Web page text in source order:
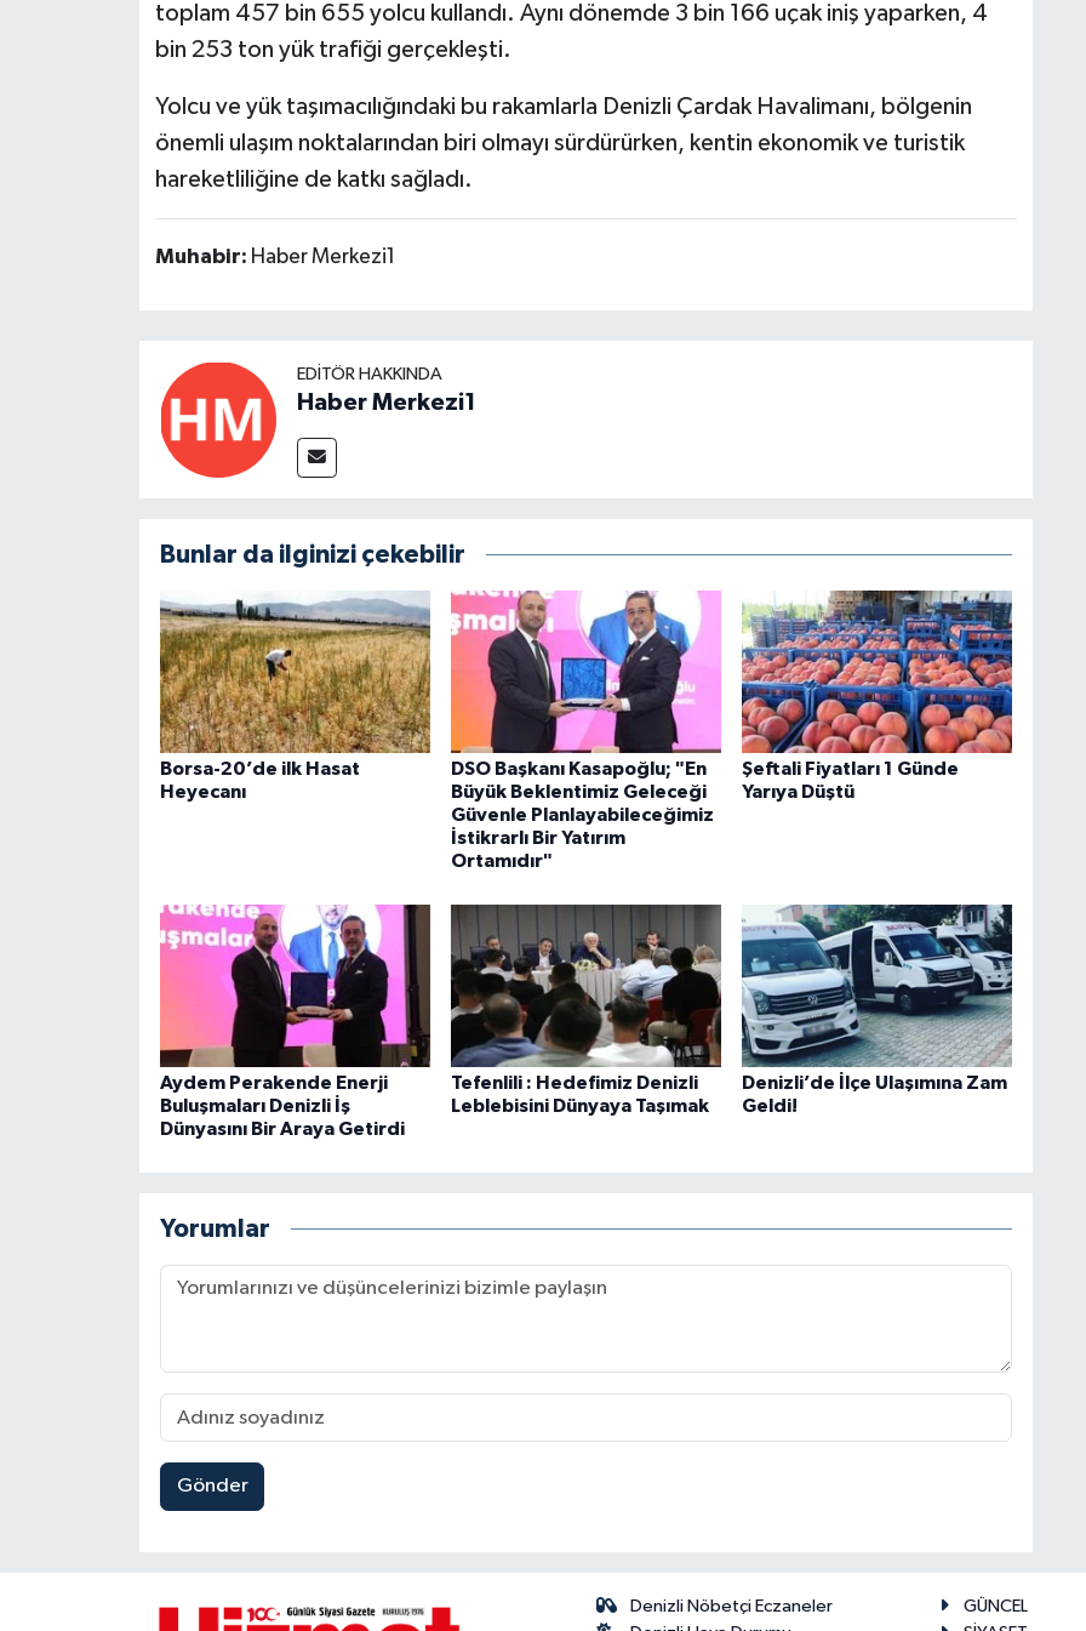
toplam 457 bin 655 yolcu kullandı. Aynı dönemde 3 bin 166 uçak iniş yaparken, 4
bin 253 ton yük trafiği gerçekleşti.
Yolcu ve yük taşımacılığındaki bu rakamlarla Denizli Çardak Havalimanı, bölgenin
önemli ulaşım noktalarından biri olmayı sürdürürken, kentin ekonomik ve turistik
hareketliliğine de katkı sağladı.
Muhabir: Haber Merkezi1
EDITÖR HAKKINDA
Haber Merkezi1
Bunlar da ilginizi çekebilir
Borsa-20’de ilk Hasat
Heyecanı
DSO Başkanı Kasapoğlu; "En
Büyük Beklentimiz Geleceği
Güvenle Planlayabileceğimiz
İstikrarlı Bir Yatırım
Ortamıdır"
Şeftali Fiyatları 1 Günde
Yarıya Düştü
Aydem Perakende Enerji
Buluşmaları Denizli İş
Dünyasını Bir Araya Getirdi
Tefenlili : Hedefimiz Denizli
Leblebisini Dünyaya Taşımak
Denizli’de İlçe Ulaşımına Zam
Geldi!
Yorumlar
Gönder
Denizli Nöbetçi Eczaneler
GÜNCEL